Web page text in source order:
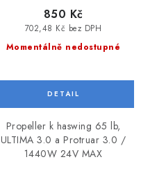
Momentálně nedostupné
702,48 Kč bez DPH
850 Kč
Propeller k haswing 65 lb,
ULTIMA 3.0 a Protruar 3.0 /
1440W 24V MAX